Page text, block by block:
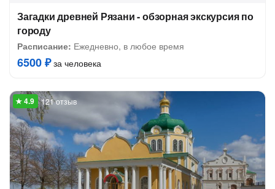
Загадки древней Рязани - обзорная экскурсия по
городу
Расписание: Ежедневно, в любое время
6500 ₽за человека
121 отзыв